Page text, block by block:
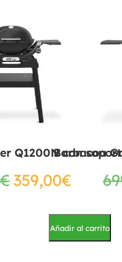
Q1200N con
€359,00€
Barbacoa
Añadir al carrito